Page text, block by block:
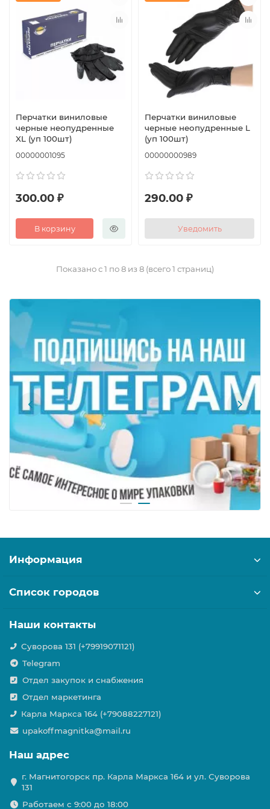
Перчатки виниловые
черные неопудренные
XL (уп 100шт)
00000001095
300.00 ₽
В корзину
Перчатки виниловые
черные неопудренные L
(уп 100шт)
00000000989
290.00 ₽
Уведомить
Показано с 1 по 8 из 8 (всего 1 страниц)
Информация
Список городов
Наши контакты
Суворова 131 (+79919071121)
Telegram
Отдел закупок и снабжения
Отдел маркетинга
Карла Маркса 164 (+79088227121)
upakoffmagnitka@mail.ru
Наш адрес
г. Магнитогорск пр. Карла Маркса 164 и ул. Суворова
131
Работаем с 9:00 до 18:00